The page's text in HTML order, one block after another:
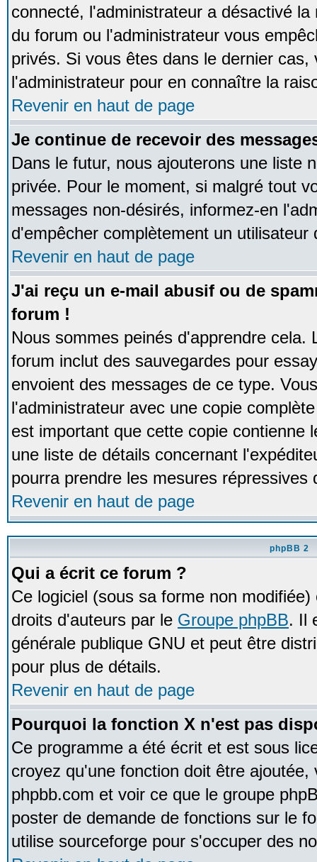
connecté, l'administrateur a désactivé
du forum ou l'administrateur vous
privés. Si vous êtes dans le dernier
l'administrateur pour en connaître la
Revenir en haut de page
Je continue de recevoir des
Dans le futur, nous ajouterons une liste
privée. Pour le moment, si malgré tout
messages non-désirés, informez-en
d'empêcher complètement un
Revenir en haut de page
J'ai reçu un e-mail abusif ou de
forum !
Nous sommes peinés d'apprendre cela.
forum inclut des sauvegardes pour
envoient des messages de ce type.
l'administrateur avec une copie
est important que cette copie contienne
une liste de détails concernant
pourra prendre les mesures répressives
Revenir en haut de page
phpBB 2
Qui a écrit ce forum ?
Ce logiciel (sous sa forme non
droits d'auteurs par le Groupe phpBB. Il
générale publique GNU et peut être
pour plus de détails.
Revenir en haut de page
Pourquoi la fonction X n'est pas
Ce programme a été écrit et est sous
croyez qu'une fonction doit être
phpbb.com et voir ce que le groupe
poster de demande de fonctions sur le
utilise sourceforge pour s'occuper des